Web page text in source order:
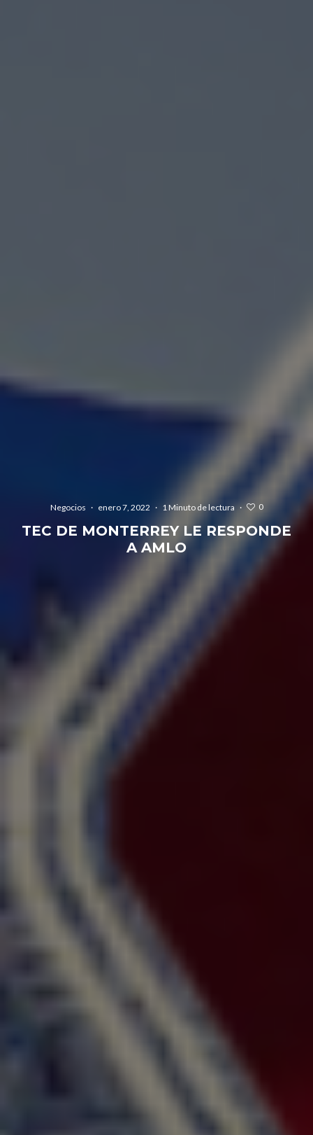
Negocios · enero 7, 2022 · 1 Minuto de lectura · 0
TEC DE MONTERREY LE RESPONDE
A AMLO